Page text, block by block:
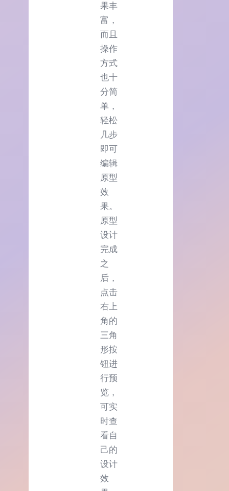
果丰
富，
而且
操作
方式
也十
分简
单，
轻松
几步
即可
编辑
原型
效
果。
原型
设计
完成
之
后，
点击
右上
角的
三角
形按
钮进
行预
览，
可实
时查
看自
己的
设计
效